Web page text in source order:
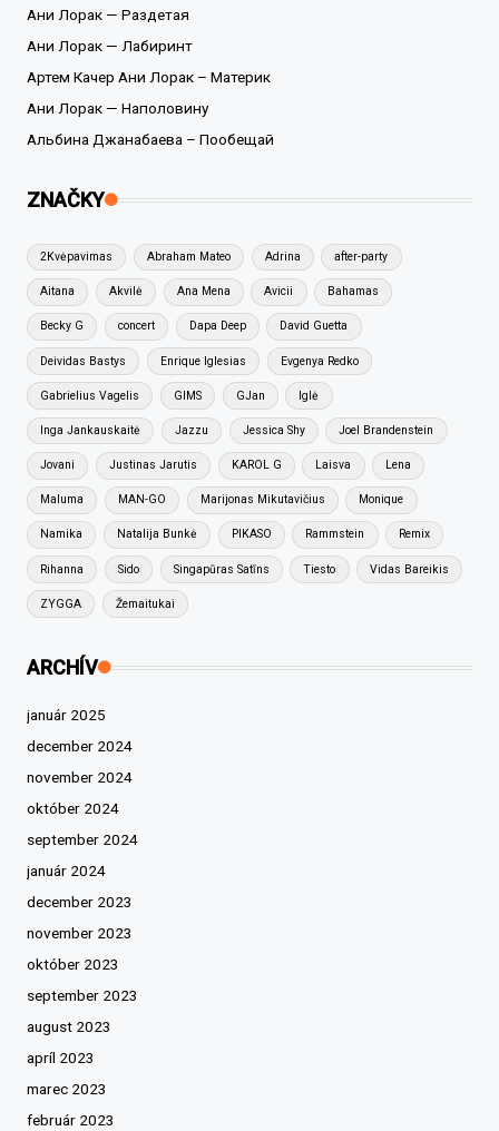
Ани Лорак — Раздетая
Ани Лорак — Лабиринт
Артем Качер Ани Лорак – Материк
Ани Лорак — Наполовину
Альбина Джанабаева – Пообещай
ZNAČKY
2Kvėpavimas Abraham Mateo Adrina after-party
Aitana Akvilė Ana Mena Avicii Bahamas
Becky G concert Dapa Deep David Guetta
Deividas Bastys Enrique Iglesias Evgenya Redko
Gabrielius Vagelis GIMS GJan Iglė
Inga Jankauskaitė Jazzu Jessica Shy Joel Brandenstein
Jovani Justinas Jarutis KAROL G Laisva Lena
Maluma MAN-GO Marijonas Mikutavičius Monique
Namika Natalija Bunkė PIKASO Rammstein Remix
Rihanna Sido Singapūras Satīns Tiesto Vidas Bareikis
ZYGGA Žemaitukai
ARCHÍV
január 2025
december 2024
november 2024
október 2024
september 2024
január 2024
december 2023
november 2023
október 2023
september 2023
august 2023
apríl 2023
marec 2023
február 2023